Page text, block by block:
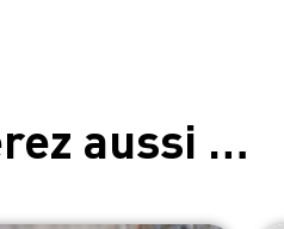
aussi …